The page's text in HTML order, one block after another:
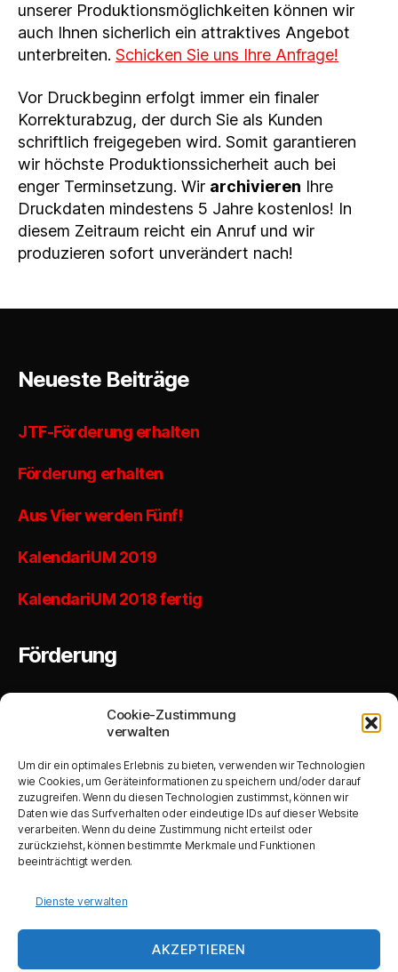
Cookie-Zustimmung
verwalten
Um dir ein optimales Erlebnis zu bieten, verwenden wir Technologien
wie Cookies, um Geräteinformationen zu speichern und/oder darauf
zuzugreifen. Wenn du diesen Technologien zustimmst, können wir
Daten wie das Surfverhalten oder eindeutige IDs auf dieser Website
verarbeiten. Wenn du deine Zustimmung nicht erteilst oder
zurückziehst, können bestimmte Merkmale und Funktionen
beeinträchtigt werden.
Dienste verwalten
AKZEPTIEREN
unserer Produktionsmöglichkeiten können wir
auch Ihnen sicherlich ein attraktives Angebot
unterbreiten. Schicken Sie uns Ihre Anfrage!
Vor Druckbeginn erfolgt immer ein finaler
Korrekturabzug, der durch Sie als Kunden
schriftlich freigegeben wird. Somit garantieren
wir höchste Produktionssicherheit auch bei
enger Terminsetzung. Wir archivieren Ihre
Druckdaten mindestens 5 Jahre kostenlos! In
diesem Zeitraum reicht ein Anruf und wir
produzieren sofort unverändert nach!
Neueste Beiträge
JTF-Förderung erhalten
Förderung erhalten
Aus Vier werden Fünf!
KalendariUM 2019
KalendariUM 2018 fertig
Förderung
Produktive Investitionen von KMU
(DE-minimis) Ausbau der Kapazitäten
einer bestehenden Betriebsstätte
Anschaffung eines Schneidplotters, eines
Banderolliermaschine